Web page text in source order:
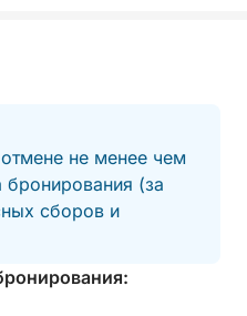
не менее чем
бронирования (за
сборов и